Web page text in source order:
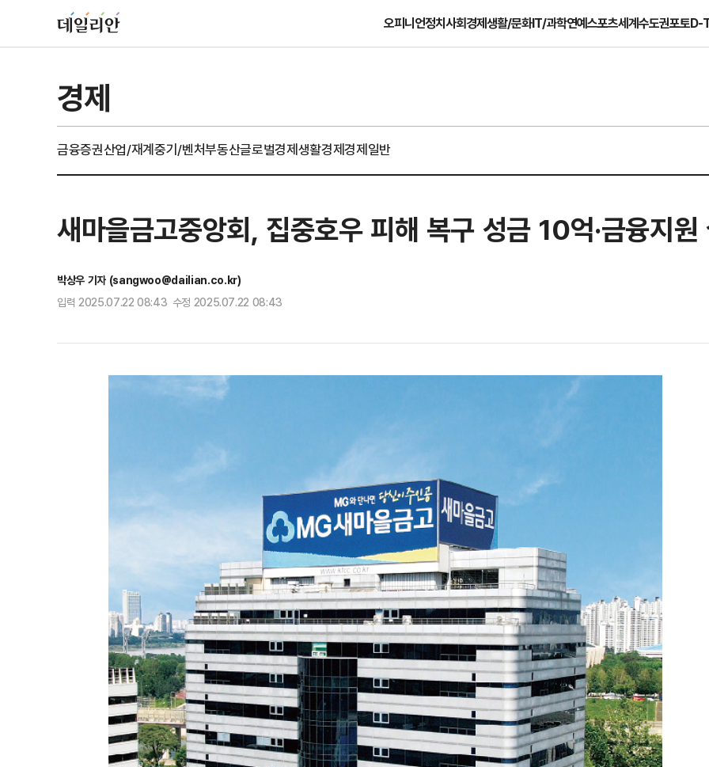
오피니언정치사회경제생활/문화IT/과학연예스포츠세계수도권포토D-
경제
금융증권산업/재계중기/벤처부동산글로벌경제생활경제경제일반
새마을금고중앙회, 집중호우 피해 복구 성금 10억·금융지원
박상우 기자 (sangwoo@dailian.co.kr)
입력 2025.07.22 08:43 수정 2025.07.22 08:43